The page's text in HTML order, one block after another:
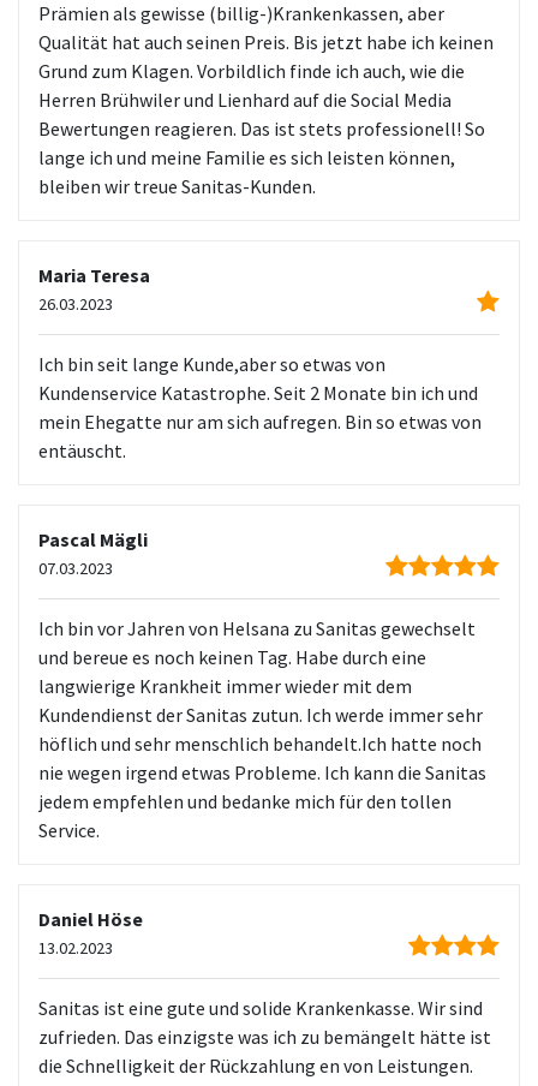
Prämien als gewisse (billig-)Krankenkassen, aber
Qualität hat auch seinen Preis. Bis jetzt habe ich keinen
Grund zum Klagen. Vorbildlich finde ich auch, wie die
Herren Brühwiler und Lienhard auf die Social Media
Bewertungen reagieren. Das ist stets professionell! So
lange ich und meine Familie es sich leisten können,
bleiben wir treue Sanitas-Kunden.
Maria Teresa
26.03.2023
Ich bin seit lange Kunde,aber so etwas von
Kundenservice Katastrophe. Seit 2 Monate bin ich und
mein Ehegatte nur am sich aufregen. Bin so etwas von
entäuscht.
Pascal Mägli
07.03.2023
Ich bin vor Jahren von Helsana zu Sanitas gewechselt
und bereue es noch keinen Tag. Habe durch eine
langwierige Krankheit immer wieder mit dem
Kundendienst der Sanitas zutun. Ich werde immer sehr
höflich und sehr menschlich behandelt.Ich hatte noch
nie wegen irgend etwas Probleme. Ich kann die Sanitas
jedem empfehlen und bedanke mich für den tollen
Service.
Daniel Höse
13.02.2023
Sanitas ist eine gute und solide Krankenkasse. Wir sind
zufrieden. Das einzigste was ich zu bemängelt hätte ist
die Schnelligkeit der Rückzahlung en von Leistungen.